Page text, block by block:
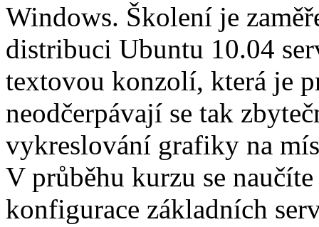
Windows. Školení je
distribuci Ubuntu 10.04
textovou konzolí, která je
neodčerpávají se tak
vykreslování grafiky na
V průběhu kurzu se
konfigurace základních